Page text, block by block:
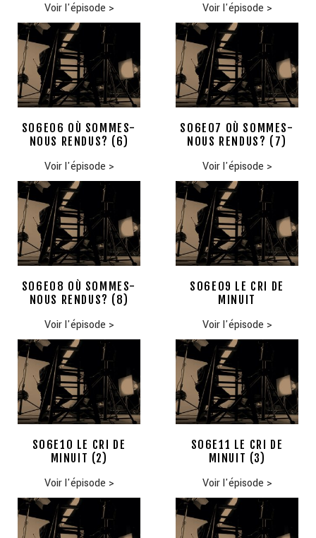
Voir l'épisode > Voir l'épisode >
S06E06 OÙ SOMMES-
NOUS RENDUS? (6)
Voir l'épisode >
S06E07 OÙ SOMMES-
NOUS RENDUS? (7)
Voir l'épisode >
S06E08 OÙ SOMMES-
NOUS RENDUS? (8)
Voir l'épisode >
S06E09 LE CRI DE
MINUIT
Voir l'épisode >
S06E10 LE CRI DE
MINUIT (2)
Voir l'épisode >
S06E11 LE CRI DE
MINUIT (3)
Voir l'épisode >